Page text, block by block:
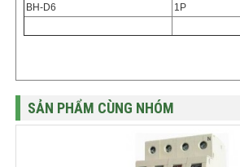
BH-D6
1P
SẢN PHẨM CÙNG NHÓM